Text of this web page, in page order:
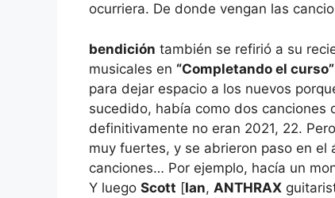
ocurriera. De donde vengan las
bendición también se refirió a su
musicales en “Completando el curso”
para dejar espacio a los nuevos
sucedido, había como dos canciones
definitivamente no eran 2021, 22.
muy fuertes, y se abrieron paso en el
canciones… Por ejemplo, hacía un
Y luego Scott [Ian, ANTHRAX